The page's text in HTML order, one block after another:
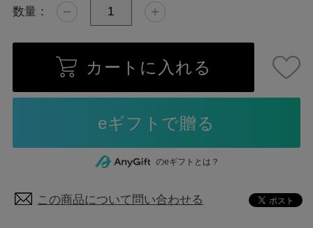
数量：
カートに入れる
のeギフトとは？
この商品について問い合わせる